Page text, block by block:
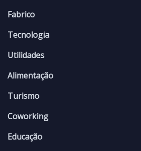
Fabrico
Tecnologia
Utilidades
Alimentação
Turismo
Coworking
Educação